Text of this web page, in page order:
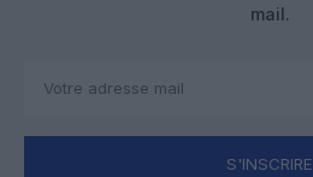
mail.
S'INSCRIRE